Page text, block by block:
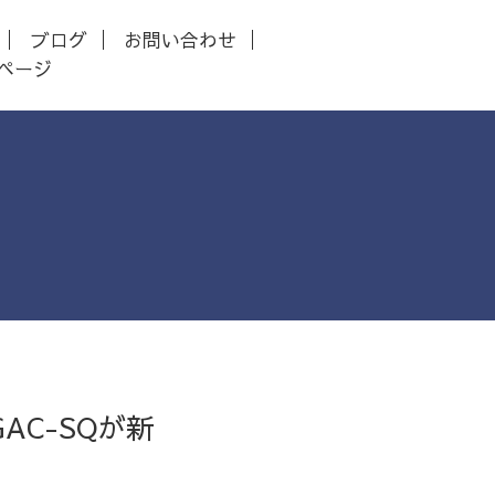
ブログ
お問い合わせ
ージ
SQが新